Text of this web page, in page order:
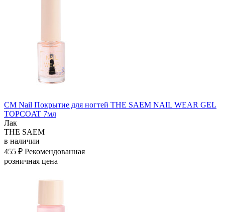
СМ Nail Покрытие для ногтей THE SAEM NAIL WEAR GEL
TOPCOAT 7мл
Лак
THE SAEM
в наличии
455 ₽ Рекомендованная
розничная цена